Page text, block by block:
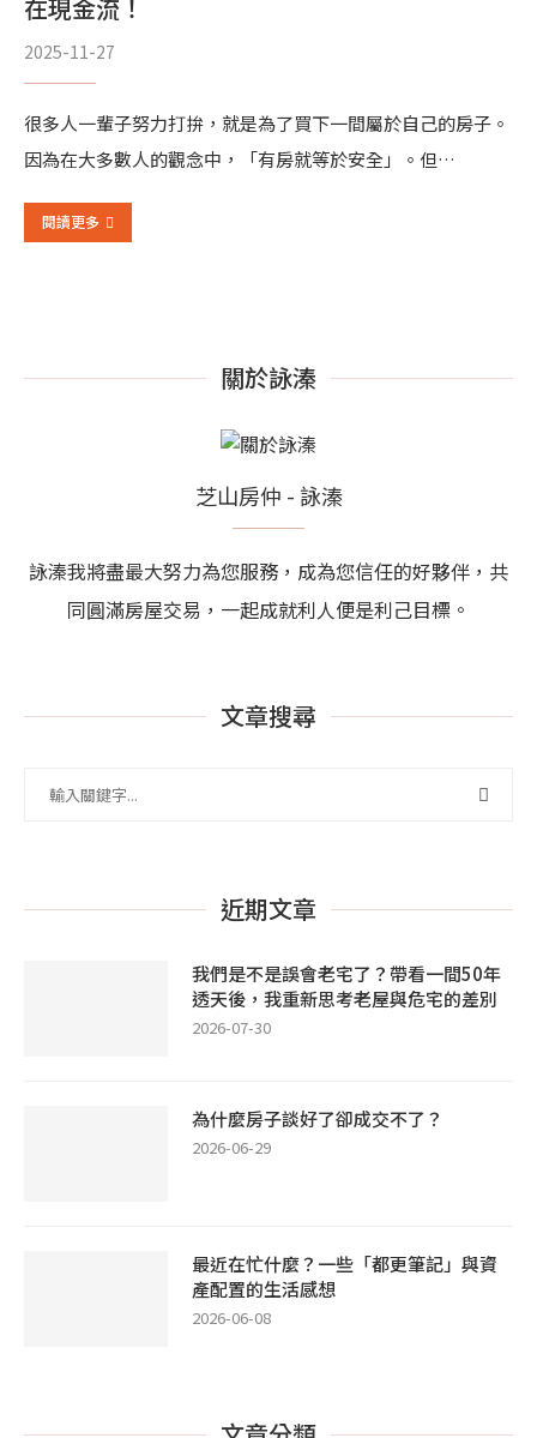
在現金流！
2025-11-27
很多人一輩子努力打拚，就是為了買下一間屬於自己的房子。
因為在大多數人的觀念中，「有房就等於安全」。但…
閱讀更多
關於詠溱
芝山房仲 - 詠溱
詠溱我將盡最大努力為您服務，成為您信任的好夥伴，共
同圓滿房屋交易，一起成就利人便是利己目標。
文章搜尋
近期文章
我們是不是誤會老宅了？帶看一間50年
透天後，我重新思考老屋與危宅的差別
2026-07-30
為什麼房子談好了卻成交不了？
2026-06-29
最近在忙什麼？一些「都更筆記」與資
產配置的生活感想
2026-06-08